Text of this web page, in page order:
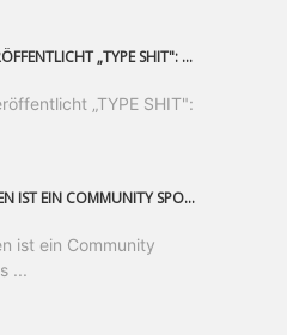
ERIK FEDKO VERÖFFENTLICHT „TYPE SHIT": EINEN 23-MINÜTIGEN MOUNTAINBIKE-FILM, ÜBER DREI JAHRE RUND UM DIE WELT GEDREHT. ZEITGLEICH LAUNCHT ER DIE GLEICHNAMIGE KOLLEKTION SEINER BRAND TYPE. EIN SEGMENT DES FILMS ERSCHEINT SEPARAT AUF RED BULL BIKE.
„TYPE SHIT":
MOUNTAINBIKEN IST EIN COMMUNITY SPORT UND DAS BEWEIST SICH IN DER BIKE REPUBLIC SÖLDEN GERADE EINDRUCKSVOLL AUF ALLEN LEVELN. FREERIDE PROFI, SHAPERIN UND FRISCH GEWÄHLTE SWATCH NINES MVP VERO SANDLER IST BEGEISTERT VON DER VIELFALT DER BIKE DESTINATION, DER NEUEN JUMPLINE UND PLÄDIERT FÜR MUT BEI (FRAUEN) COMMUNITIES. VERO UND IHR VERLOBTER SAM HODGES VERBRINGEN MEHRERE MONATE IN DER BIKE REPUBLIC UND LASSEN UNS DARAN TEILHABEN. UM COMMUNITY GEHT ES AUCH BEI DER PARTNERSCHAFT ZWISCHEN SÖLDEN UND DEM NEUEN RIDERS PARK DONOVALY IN DER SLOWAKEI: DER DORTIGE TOURISMUSDIREKTOR JIRI PEC IST ÜBERZEUGT: VON MEHR BIKEPARKS PROFITIERT DIE GANZE MTB-SZENE – UND MIT DOMINIK LINSER, GESCHÄFTSFÜHRER DER BRS, HAT ER DAMIT DEN PERFEKTEN PARTNER GEFUNDEN.
ist ein Community
...